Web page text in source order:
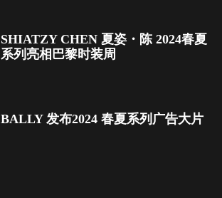
SHIATZY CHEN 夏姿・陈 2024春夏
系列亮相巴黎时装周
BALLY 发布2024 春夏系列广告大片